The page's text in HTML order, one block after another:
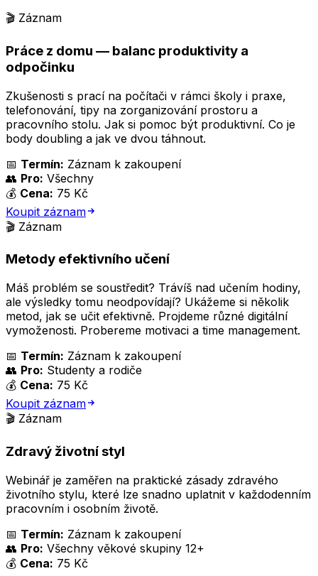
🎬 Záznam
Práce z domu — balanc produktivity a
odpočinku
Zkušenosti s prací na počítači v rámci školy i praxe,
telefonování, tipy na zorganizování prostoru a
pracovního stolu. Jak si pomoc být produktivní. Co je
body doubling a jak ve dvou táhnout.
📅 Termín: Záznam k zakoupení
👥 Pro: Všechny
💰 Cena: 75 Kč
Koupit záznam
🎬 Záznam
Metody efektivního učení
Máš problém se soustředit? Trávíš nad učením hodiny,
ale výsledky tomu neodpovídají? Ukážeme si několik
metod, jak se učit efektivně. Projdeme různé digitální
vymoženosti. Probereme motivaci a time management.
📅 Termín: Záznam k zakoupení
👥 Pro: Studenty a rodiče
💰 Cena: 75 Kč
Koupit záznam
🎬 Záznam
Zdravý životní styl
Webinář je zaměřen na praktické zásady zdravého
životního stylu, které lze snadno uplatnit v každodenním
pracovním i osobním životě.
📅 Termín: Záznam k zakoupení
👥 Pro: Všechny věkové skupiny 12+
💰 Cena: 75 Kč